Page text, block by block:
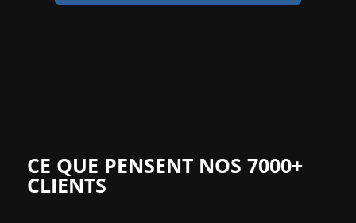
CE QUE PENSENT NOS 7000+
CLIENTS